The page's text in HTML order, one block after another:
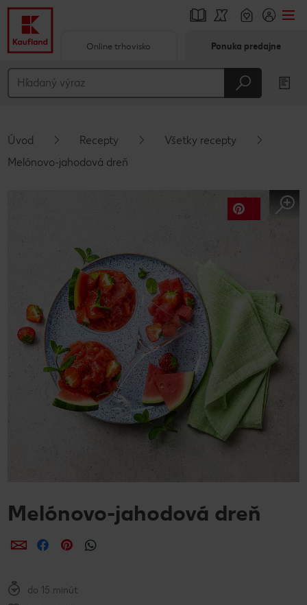
Hlavný obsah
Vyskakovací bočný panel
Online trhovisko Ponuka predajne
Úvod Recepty
Všetky recepty
Melónovo-jahodová dreň
Melónovo-jahodová dreň
ZdieľaťZdieľaťZdieľať
do 15 minút